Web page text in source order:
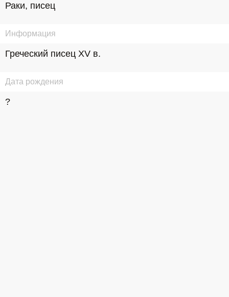
Раки, писец
Информация
Греческий писец XV в.
Дата рождения
?